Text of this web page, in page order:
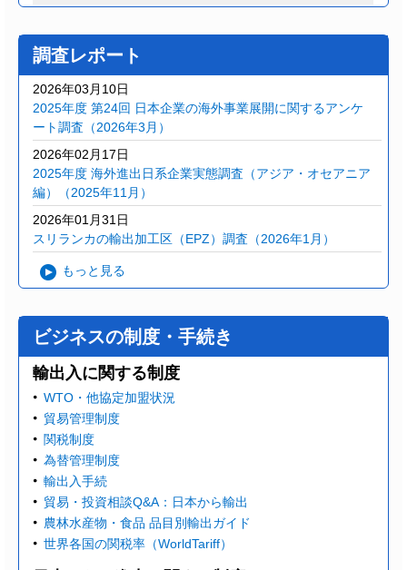
調査レポート
2026年03月10日
2025年度 第24回 日本企業の海外事業展開に関するアンケ
ート調査（2026年3月）
2026年02月17日
2025年度 海外進出日系企業実態調査（アジア・オセアニア
編）（2025年11月）
2026年01月31日
スリランカの輸出加工区（EPZ）調査（2026年1月）
もっと見る
ビジネスの制度・手続き
輸出入に関する制度
WTO・他協定加盟状況
貿易管理制度
関税制度
為替管理制度
輸出入手続
貿易・投資相談Q&A：日本から輸出
農林水産物・食品 品目別輸出ガイド
世界各国の関税率（WorldTariff）